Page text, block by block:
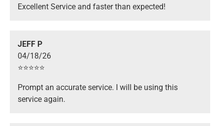
Excellent Service and faster than expected!
JEFF P
04/18/26
⭐️⭐️⭐️⭐️⭐️
Prompt an accurate service. I will be using this
service again.